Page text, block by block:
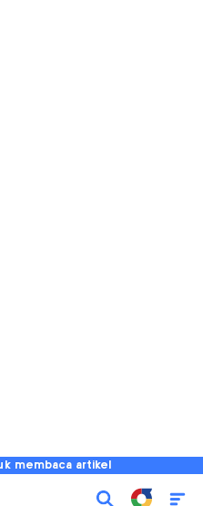
membaca artikel